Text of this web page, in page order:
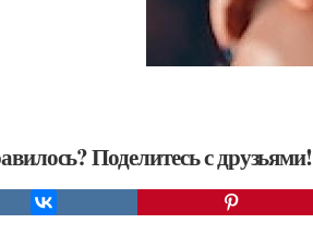
Поделитесь с друзьями!